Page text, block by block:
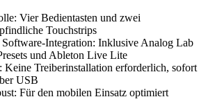
Vier Bedientasten und zwei
Touchstrips
Integration: Inklusive Analog Lab
und Ableton Live Lite
Keine Treiberinstallation erforderlich, sofort
USB
Für den mobilen Einsatz optimiert